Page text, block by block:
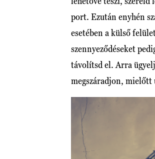
port. Ezután enyhén
esetében a külső
szennyeződéseket
távolítsd el. Arra
megszáradjon, mielőtt